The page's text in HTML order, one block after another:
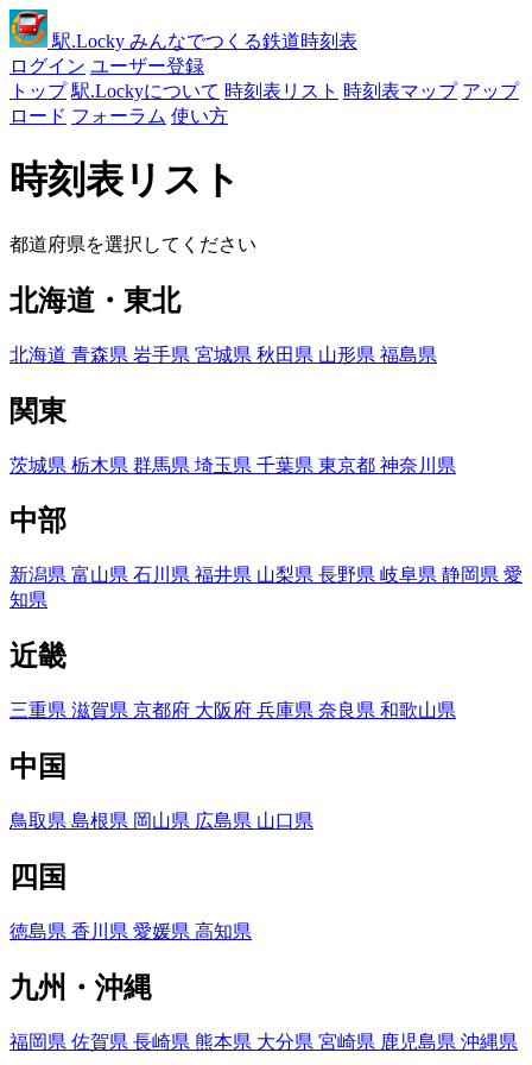
駅.Locky みんなでつくる鉄道時刻表
ログイン ユーザー登録
トップ 駅.Lockyについて 時刻表リスト 時刻表マップ アップ
ロード フォーラム 使い方
時刻表リスト
都道府県を選択してください
北海道・東北
北海道 青森県 岩手県 宮城県 秋田県 山形県 福島県
関東
茨城県 栃木県 群馬県 埼玉県 千葉県 東京都 神奈川県
中部
新潟県 富山県 石川県 福井県 山梨県 長野県 岐阜県 静岡県 愛
知県
近畿
三重県 滋賀県 京都府 大阪府 兵庫県 奈良県 和歌山県
中国
鳥取県 島根県 岡山県 広島県 山口県
四国
徳島県 香川県 愛媛県 高知県
九州・沖縄
福岡県 佐賀県 長崎県 熊本県 大分県 宮崎県 鹿児島県 沖縄県